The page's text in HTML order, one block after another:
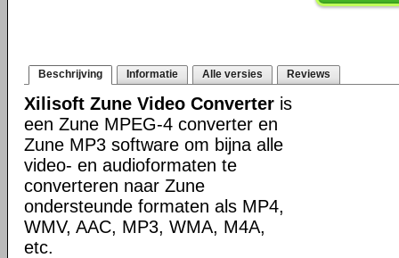
Beschrijving Informatie Alle versies Reviews
Xilisoft Zune Video Converter is
een Zune MPEG-4 converter en
Zune MP3 software om bijna alle
video- en audioformaten te
converteren naar Zune
ondersteunde formaten als MP4,
WMV, AAC, MP3, WMA, M4A,
etc.